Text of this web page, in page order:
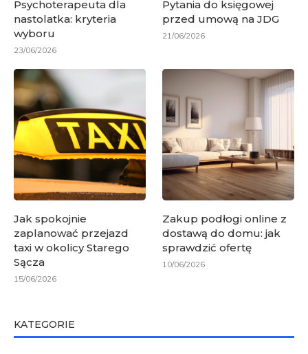
Psychoterapeuta dla
nastolatka: kryteria
wyboru
23/06/2026
Pytania do księgowej
przed umową na JDG
21/06/2026
Jak spokojnie
zaplanować przejazd
taxi w okolicy Starego
Sącza
15/06/2026
Zakup podłogi online z
dostawą do domu: jak
sprawdzić ofertę
10/06/2026
KATEGORIE